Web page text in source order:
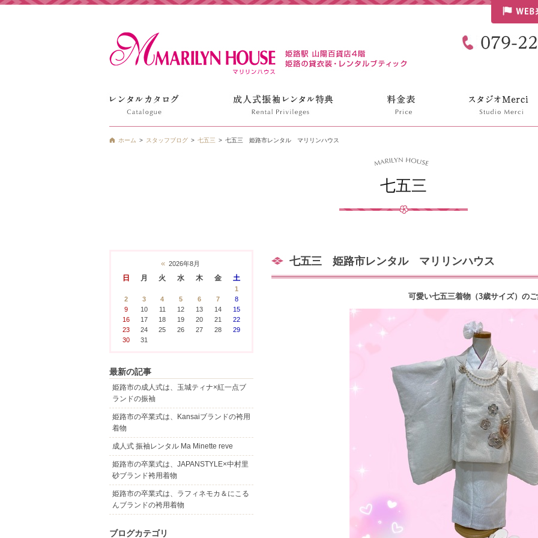
ホーム スタッフブログ 七五三 七五三 姫路市レンタル マリリンハウス
七五三
七五三 姫路市レンタル マリリンハウス
可愛い七五三着物（3歳サイズ）の
« 2026年8月
日 月 火 水 木 金 土
1
2
3 4 5 6 7
8
9
10 11 12 13 14
15
16
17 18 19 20 21
22
23
24 25 26 27 28
29
30
31
最新の記事
姫路市の成人式は、玉城ティナ×紅一点ブ
ランドの振袖
姫路市の卒業式は、Kansaiブランドの袴用
着物
成人式 振袖レンタル Ma Minette reve
姫路市の卒業式は、JAPANSTYLE×中村里
砂ブランド袴用着物
姫路市の卒業式は、ラフィネモカ＆にこる
んブランドの袴用着物
ブログカテゴリ